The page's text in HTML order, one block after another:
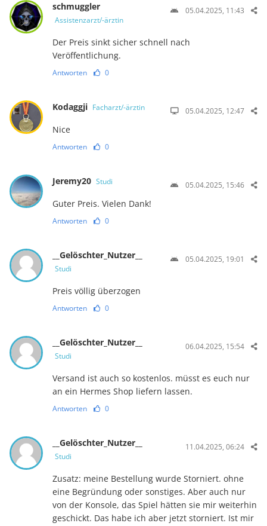
schmuggler
Assistenzarzt/-ärztin
05.04.2025, 11:43
Der Preis sinkt sicher schnell nach
Veröffentlichung.
Antworten 0
Kodaggji Facharzt/-ärztin 05.04.2025, 12:47
Nice
Antworten 0
Jeremy20 Studi 05.04.2025, 15:46
Guter Preis. Vielen Dank!
Antworten 0
__Gelöschter_Nutzer__
Studi
05.04.2025, 19:01
Preis völlig überzogen
Antworten 0
__Gelöschter_Nutzer__
Studi
06.04.2025, 15:54
Versand ist auch so kostenlos. müsst es euch nur
an ein Hermes Shop liefern lassen.
Antworten 0
__Gelöschter_Nutzer__
Studi
11.04.2025, 06:24
Zusatz: meine Bestellung wurde Storniert. ohne
eine Begründung oder sonstiges. Aber auch nur
von der Konsole, das Spiel hätten sie mir weiterhin
geschickt. Das habe ich aber jetzt storniert. Ist mir